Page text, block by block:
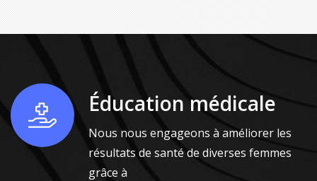
Éducation médicale
Nous nous engageons à améliorer les
résultats de santé de diverses femmes
grâce à